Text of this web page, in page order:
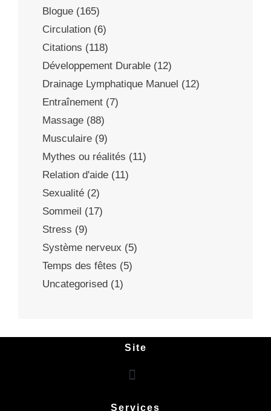
Blogue (165)
Circulation (6)
Citations (118)
Développement Durable (12)
Drainage Lymphatique Manuel (12)
Entraînement (7)
Massage (88)
Musculaire (9)
Mythes ou réalités (11)
Relation d'aide (11)
Sexualité (2)
Sommeil (17)
Stress (9)
Système nerveux (5)
Temps des fêtes (5)
Uncategorised (1)
Site
Services